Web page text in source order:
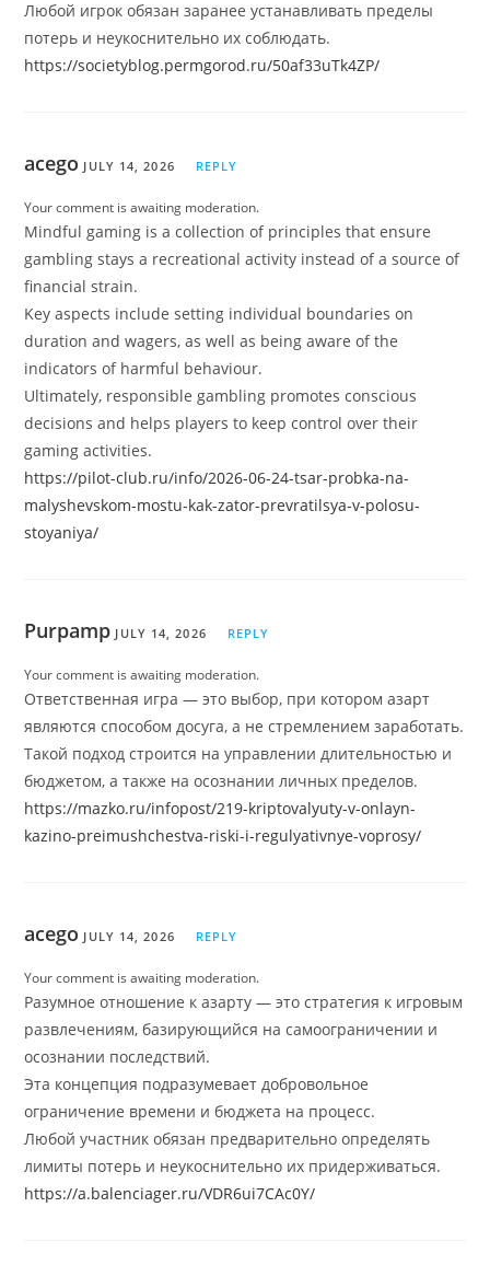
Любой игрок обязан заранее устанавливать пределы
потерь и неукоснительно их соблюдать.
https://societyblog.permgorod.ru/50af33uTk4ZP/
acego JULY 14, 2026 REPLY
Your comment is awaiting moderation.
Mindful gaming is a collection of principles that ensure
gambling stays a recreational activity instead of a source of
financial strain.
Key aspects include setting individual boundaries on
duration and wagers, as well as being aware of the
indicators of harmful behaviour.
Ultimately, responsible gambling promotes conscious
decisions and helps players to keep control over their
gaming activities.
https://pilot-club.ru/info/2026-06-24-tsar-probka-na-
malyshevskom-mostu-kak-zator-prevratilsya-v-polosu-
stoyaniya/
Purpamp JULY 14, 2026 REPLY
Your comment is awaiting moderation.
Ответственная игра — это выбор, при котором азарт
являются способом досуга, а не стремлением заработать.
Такой подход строится на управлении длительностью и
бюджетом, а также на осознании личных пределов.
https://mazko.ru/infopost/219-kriptovalyuty-v-onlayn-
kazino-preimushchestva-riski-i-regulyativnye-voprosy/
acego JULY 14, 2026 REPLY
Your comment is awaiting moderation.
Разумное отношение к азарту — это стратегия к игровым
развлечениям, базирующийся на самоограничении и
осознании последствий.
Эта концепция подразумевает добровольное
ограничение времени и бюджета на процесс.
Любой участник обязан предварительно определять
лимиты потерь и неукоснительно их придерживаться.
https://a.balenciager.ru/VDR6ui7CAc0Y/